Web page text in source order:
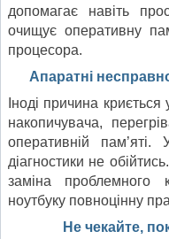
допомагає навіть
очищує оперативну
процесора.
Апаратні
Іноді причина
накопичувача,
оперативній
діагностики не
заміна проблемного
ноутбуку повноцінну
Не чекайте,